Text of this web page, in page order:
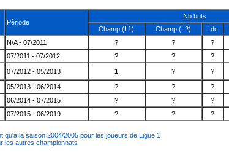
Pèriode
Nb buts
Champ (L1)
Champ (L2) Ldc
N/A - 07/2011 ? ? ?
07/2011 - 07/2012 ? ? ?
07/2012 - 05/2013 1 ? ?
05/2013 - 06/2014 ? ? ?
06/2014 - 07/2015 ? ? ?
07/2015 - 06/2019 ? ? ?
qu'à la saison 2004/2005 pour les joueurs de Ligue 1
les autres championnats